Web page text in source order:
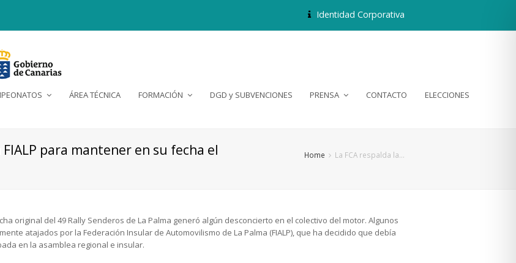
Identidad Corporativa
ÁREA TÉCNICA FORMACIÓN DGD y SUBVENCIONES PRENSA CONTACTO ELECCIONES
para mantener en su fecha el
Home La FCA respalda la…
original del 49 Rally Senderos de La Palma generó algún desconcierto en el colectivo del motor. Algunos
atajados por la Federación Insular de Automovilismo de La Palma (FIALP), que ha decidido que debía
en la asamblea regional e insular.